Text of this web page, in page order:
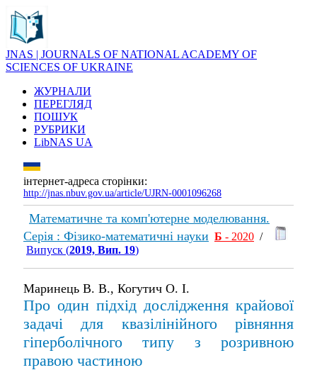
JNAS | JOURNALS OF NATIONAL ACADEMY OF
SCIENCES OF UKRAINE
ЖУРНАЛИ
ПЕРЕГЛЯД
ПОШУК
РУБРИКИ
LibNAS UA
інтернет-адреса сторінки:
http://jnas.nbuv.gov.ua/article/UJRN-0001096268
Математичне та комп'ютерне моделювання.
Серія : Фізико-математичні науки Б - 2020 /
Випуск (2019, Вип. 19)
Маринець В. В., Когутич О. І.
Про один підхід дослідження крайової
задачі для квазілінійного рівняння
гіперболічного типу з розривною
правою частиною